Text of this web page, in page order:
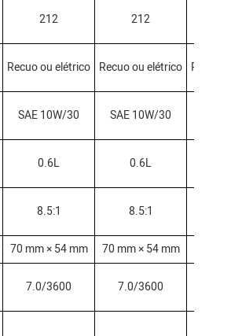
212 212
Recuo ou elétrico Recuo ou elétrico Recuo
SAE 10W/30 SAE 10W/30
0.6L 0.6L
8.5:1 8.5:1
70 mm × 54 mm 70 mm × 54 mm
7.0/3600 7.0/3600